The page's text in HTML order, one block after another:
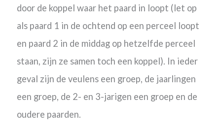
door de koppel waar het paard in loopt (let op
als paard 1 in de ochtend op een perceel loopt
en paard 2 in de middag op hetzelfde perceel
staan, zijn ze samen toch een koppel). In ieder
geval zijn de veulens een groep, de jaarlingen
een groep, de 2- en 3-jarigen een groep en de
oudere paarden.